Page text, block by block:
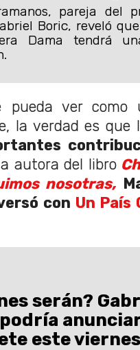
pareja del
Boric, reveló
Dama tendrá
pueda ver como
la verdad es que
autora del libro
nosotras,
con Un País
serán?
este viernes